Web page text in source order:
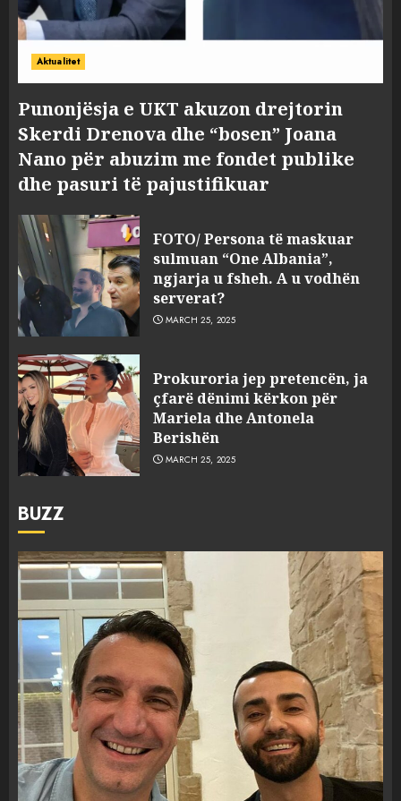
Aktualitet
Punonjësja e UKT akuzon drejtorin
Skerdi Drenova dhe “bosen” Joana
Nano për abuzim me fondet publike
dhe pasuri të pajustifikuar
FOTO/ Persona të maskuar
sulmuan “One Albania”,
ngjarja u fsheh. A u vodhën
serverat?
MARCH 25, 2025
Prokuroria jep pretencën, ja
çfarë dënimi kërkon për
Mariela dhe Antonela
Berishën
MARCH 25, 2025
BUZZ